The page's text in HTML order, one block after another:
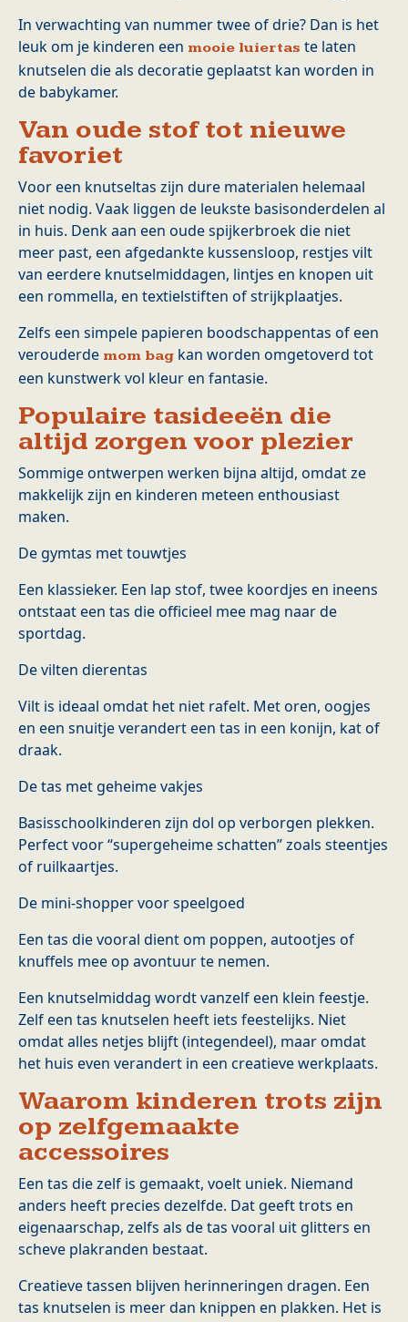
In verwachting van nummer twee of drie? Dan is het
leuk om je kinderen een mooie luiertas te laten
knutselen die als decoratie geplaatst kan worden in
de babykamer.
Van oude stof tot nieuwe
favoriet
Voor een knutseltas zijn dure materialen helemaal
niet nodig. Vaak liggen de leukste basisonderdelen al
in huis. Denk aan een oude spijkerbroek die niet
meer past, een afgedankte kussensloop, restjes vilt
van eerdere knutselmiddagen, lintjes en knopen uit
een rommella, en textielstiften of strijkplaatjes.
Zelfs een simpele papieren boodschappentas of een
verouderde mom bag kan worden omgetoverd tot
een kunstwerk vol kleur en fantasie.
Populaire tasideeën die
altijd zorgen voor plezier
Sommige ontwerpen werken bijna altijd, omdat ze
makkelijk zijn en kinderen meteen enthousiast
maken.
De gymtas met touwtjes
Een klassieker. Een lap stof, twee koordjes en ineens
ontstaat een tas die officieel mee mag naar de
sportdag.
De vilten dierentas
Vilt is ideaal omdat het niet rafelt. Met oren, oogjes
en een snuitje verandert een tas in een konijn, kat of
draak.
De tas met geheime vakjes
Basisschoolkinderen zijn dol op verborgen plekken.
Perfect voor “supergeheime schatten” zoals steentjes
of ruilkaartjes.
De mini-shopper voor speelgoed
Een tas die vooral dient om poppen, autootjes of
knuffels mee op avontuur te nemen.
Een knutselmiddag wordt vanzelf een klein feestje.
Zelf een tas knutselen heeft iets feestelijks. Niet
omdat alles netjes blijft (integendeel), maar omdat
het huis even verandert in een creatieve werkplaats.
Waarom kinderen trots zijn
op zelfgemaakte
accessoires
Een tas die zelf is gemaakt, voelt uniek. Niemand
anders heeft precies dezelfde. Dat geeft trots en
eigenaarschap, zelfs als de tas vooral uit glitters en
scheve plakranden bestaat.
Creatieve tassen blijven herinneringen dragen. Een
tas knutselen is meer dan knippen en plakken. Het is